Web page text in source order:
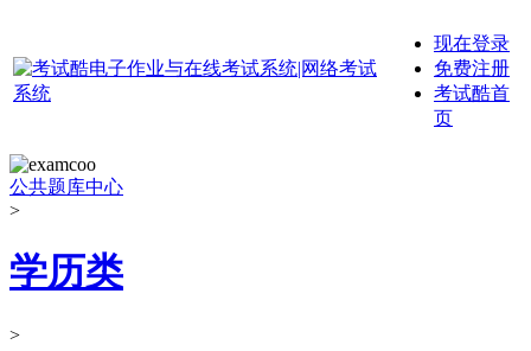
现在登录
免费注册
考试酷首
页
公共题库中心
>
学历类
>